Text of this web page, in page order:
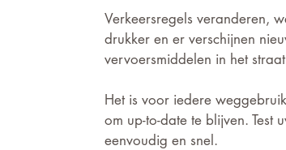
Verkeersregels veranderen,
drukker en er verschijnen
vervoersmiddelen in het
Het is voor iedere
om up-to-date te blijven. Test
eenvoudig en snel.